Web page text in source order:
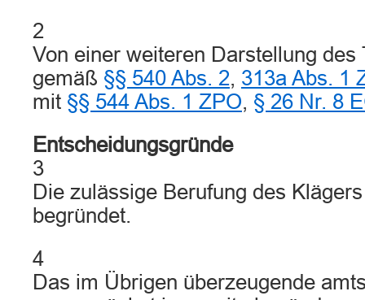
2
Von einer weiteren Darstellung des
gemäß §§ 540 Abs. 2, 313a Abs. 1
mit §§ 544 Abs. 1 ZPO, § 26 Nr. 8
Entscheidungsgründe
3
Die zulässige Berufung des
begründet.
4
Das im Übrigen überzeugende